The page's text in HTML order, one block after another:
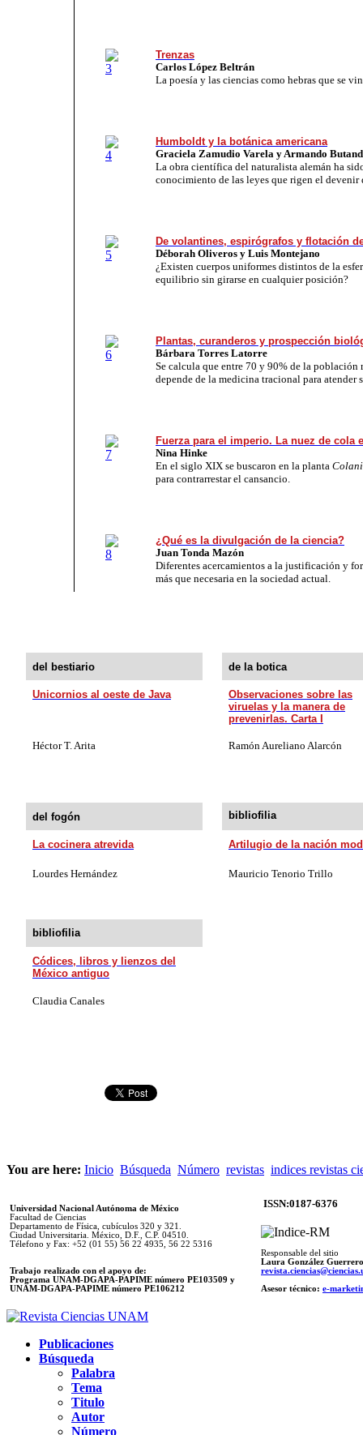
Trenzas
Carlos López Beltrán
La poesía y las ciencias como hebras que se
Humboldt y la botánica americana
Graciela Zamudio Varela y Armando
La obra científica del naturalista alemán ha
conocimiento de las leyes que rigen el devenir
De volantines, espirógrafos y flotación
Déborah Oliveros y Luis Montejano
¿Existen cuerpos uniformes distintos de la
equilibrio sin girarse en cualquier posición?
Plantas, curanderos y prospección
Bárbara Torres Latorre
Se calcula que entre 70 y 90% de la población
depende de la medicina tracional para atender
Fuerza para el imperio. La nuez de cola
Nina Hinke
En el siglo XIX se buscaron en la planta
para contrarrestar el cansancio.
¿Qué es la divulgación de la ciencia?
Juan Tonda Mazón
Diferentes acercamientos a la justificación y
más que necesaria en la sociedad actual.
del bestiario de la botica
Unicornios al oeste de Java
Observaciones sobre las
viruelas y la manera de
prevenirlas. Carta I
Héctor T. Arita Ramón Aureliano Alarcón
del fogón bibliofilia
La cocinera atrevida Artilugio de la nación
Lourdes Hernández Mauricio Tenorio Trillo
bibliofilia
Códices, libros y lienzos del
México antiguo
Claudia Canales
You are here: Inicio Búsqueda Número revistas indices revistas
Universidad Nacional Autónoma de México
Facultad de Ciencias
Departamento de Física, cubículos 320 y 321.
Ciudad Universitaria. México, D.F., C.P. 04510.
Télefono y Fax: +52 (01 55) 56 22 4935, 56 22 5316
Trabajo realizado con el apoyo de:
Programa UNAM-DGAPA-PAPIME número PE103509 y
UNAM-DGAPA-PAPIME número PE106212
ISSN:0187-6376
Responsable del sitio
Laura González Guerrero
Asesor técnico: e-
Publicaciones
Búsqueda
Palabra
Tema
Titulo
Autor
Número